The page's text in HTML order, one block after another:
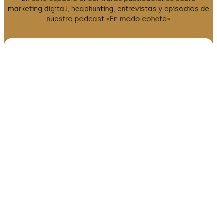
marketing digital, headhunting, entrevistas y episodios de
nuestro podcast «En modo cohete»